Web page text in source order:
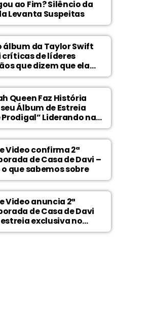
ao Fim? Silêncio da
Levanta Suspeitas
álbum da Taylor Swift
de líderes
que dizem que ela
de Deus
Queen Faz História
Álbum de Estreia
Prodigal” Liderando na
Video confirma 2ª
de Casa de Davi –
que sabemos sobre
Video anuncia 2ª
de Casa de Davi
exclusiva no
Project